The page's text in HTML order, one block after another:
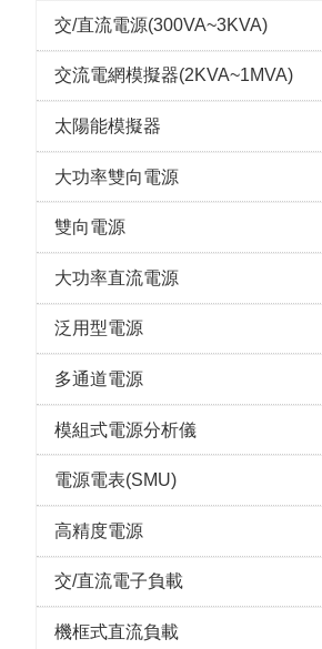
交/直流電源(300VA~3KVA)
交流電網模擬器(2KVA~1MVA)
太陽能模擬器
大功率雙向電源
雙向電源
大功率直流電源
泛用型電源
多通道電源
模組式電源分析儀
電源電表(SMU)
高精度電源
交/直流電子負載
機框式直流負載